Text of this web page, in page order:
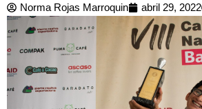
Norma Rojas Marroquin
abril 29, 2022